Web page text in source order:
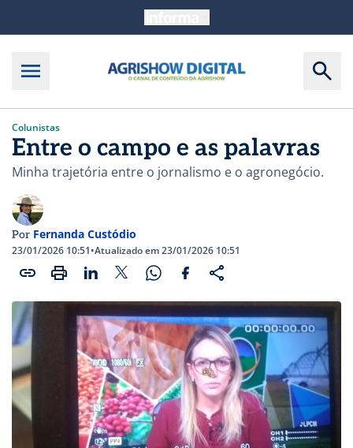
Colunistas
Entre o campo e as palavras
Minha trajetória entre o jornalismo e o agronegócio.
Por Fernanda Custódio
23/01/2026 10:51•Atualizado em 23/01/2026 10:51